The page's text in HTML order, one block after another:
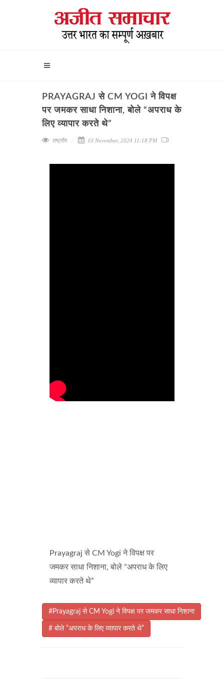
PRAYAGRAJ से CM YOGI ने विपक्ष
पर जमकर साधा निशाना, बोले “अपराध के
लिए व्यापार करते थे”
राष्ट्रीय 10 November, 2024 11:18 PM
Prayagraj से CM Yogi ने विपक्ष पर
जमकर साधा निशाना, बोले “अपराध के लिए
व्यापार करते थे”
#Prayagraj से CM Yogi ने विपक्ष पर जमकर साधा निशाना
# बोले “अपराध के लिए व्यापार करते थे”